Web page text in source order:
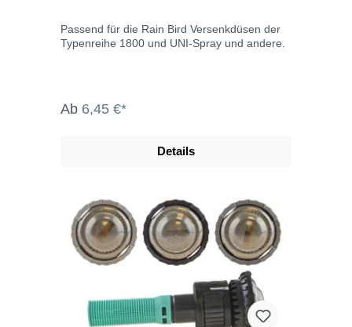
Passend für die Rain Bird Versenkdüsen der
Typenreihe 1800 und UNI-Spray und andere.
Ab 6,45 €*
Details